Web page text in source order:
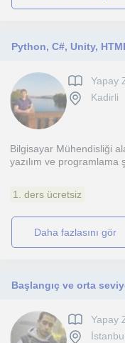
Yapay
Kadirli
Bilgisayar Mühendisliği
yazılım ve programlama
1. ders ücretsiz
daha fazlasını gör
Yapay
İstanbul